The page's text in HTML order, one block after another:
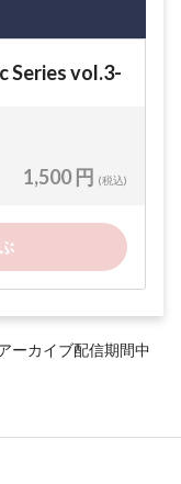
Series vol.3-
1,500 円 (税込)
ーカイブ配信期間中